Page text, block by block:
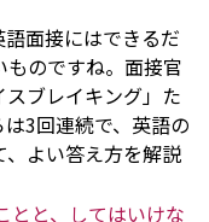
面接にはできるだ
のですね。面接官
ブレイキング」た
3回連続で、英語の
よい答え方を解説
とと、してはいけな